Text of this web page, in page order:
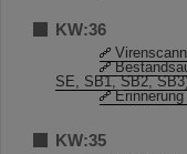
KW:36
SE, SB1, SB2,
KW:35